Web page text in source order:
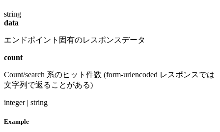
string
data
エンドポイント固有のレスポンスデータ
count
Count/search 系のヒット件数 (form-urlencoded レスポンスでは
文字列で返ることがある)
integer | string
Example